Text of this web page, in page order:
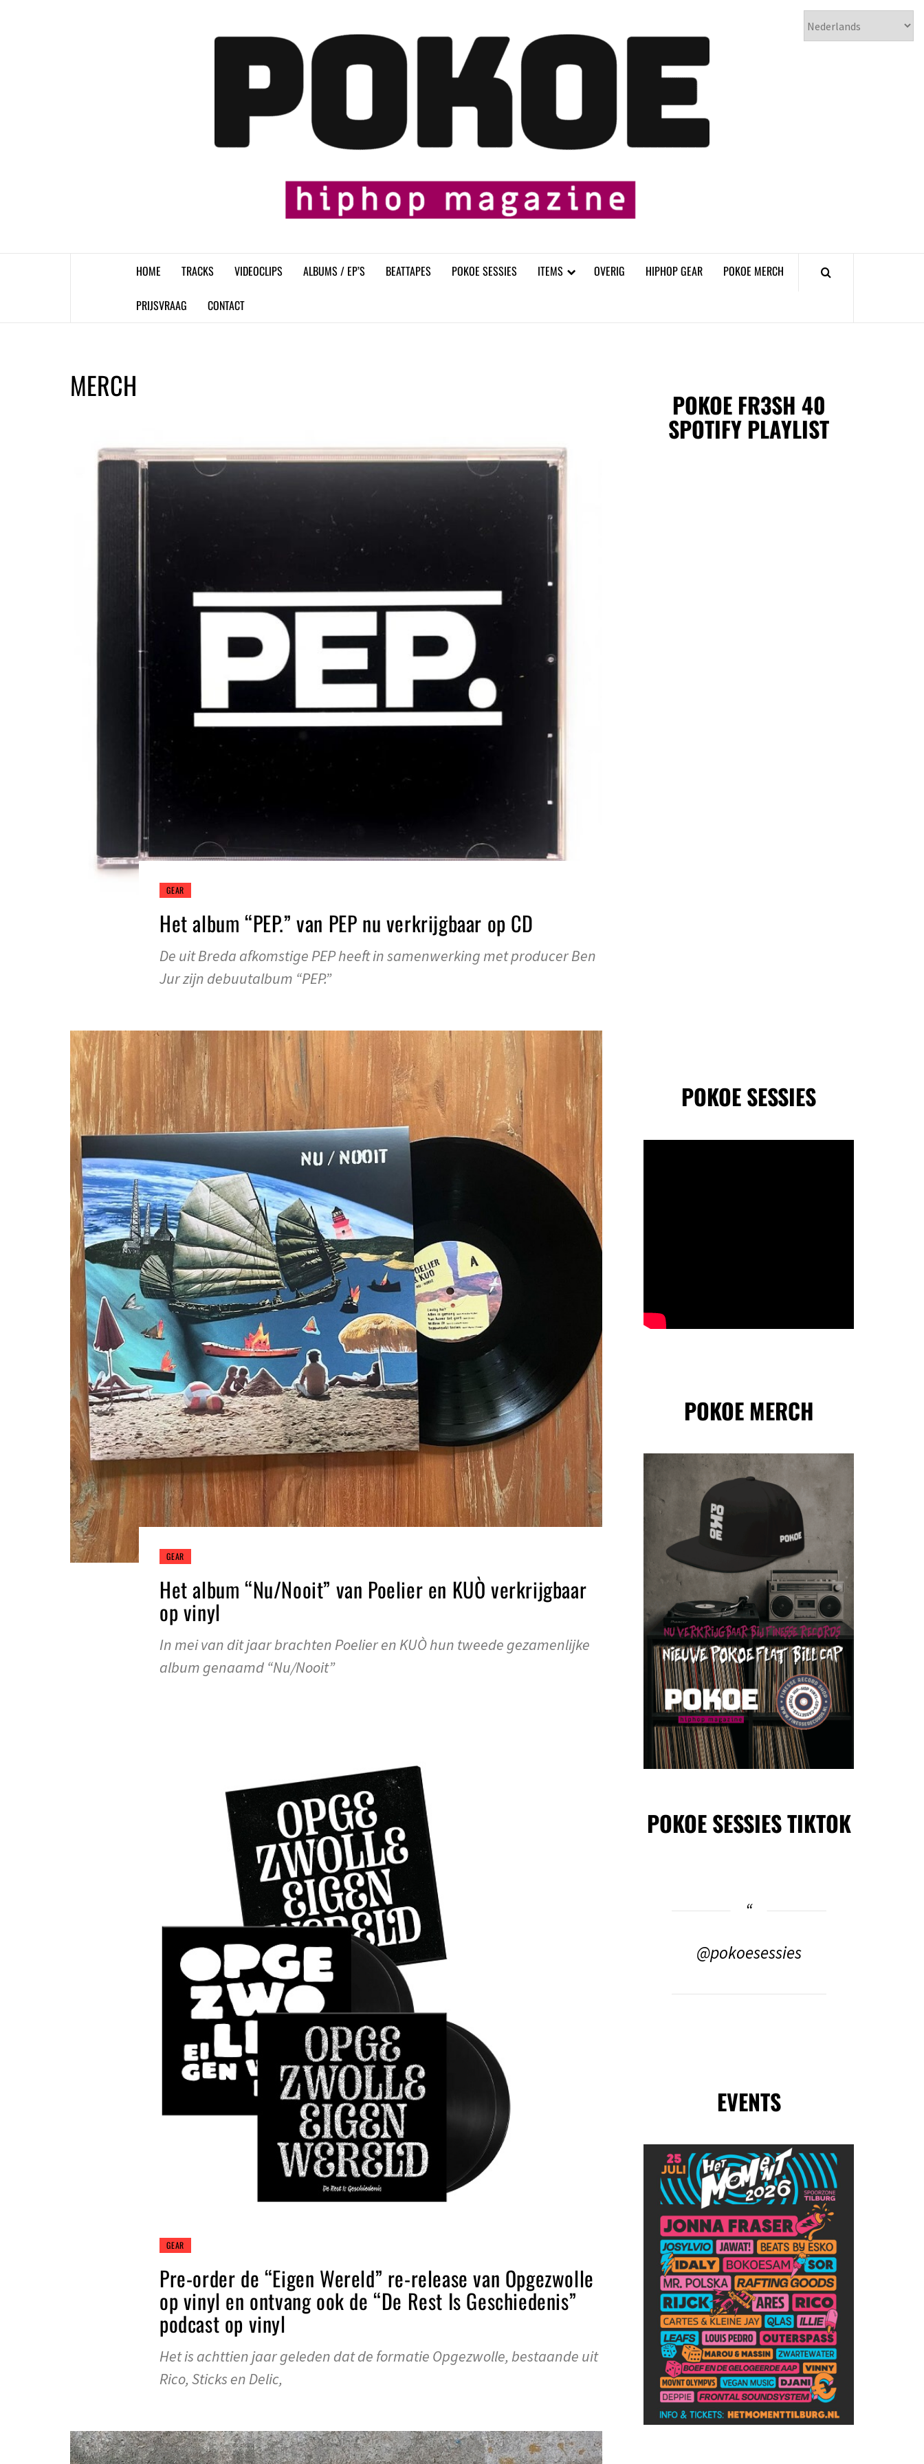
𝗣𝗢𝗞𝗢𝗘
HOME TRACKS VIDEOCLIPS ALBUMS / EP’S BEATTAPES POKOE SESSIES ITEMS OVERIG HIPHOP GEAR POKOE MERCH
PRIJSVRAAG CONTACT
MERCH
GEAR
Het album “PEP.” van PEP nu verkrijgbaar op CD
De uit Breda afkomstige PEP heeft in samenwerking met producer Ben
Jur zijn debuutalbum “PEP.”
GEAR
Het album “Nu/Nooit” van Poelier en KUÒ verkrijgbaar
op vinyl
In mei van dit jaar brachten Poelier en KUÒ hun tweede gezamenlijke
album genaamd “Nu/Nooit”
GEAR
Pre-order de “Eigen Wereld” re-release van Opgezwolle
op vinyl en ontvang ook de “De Rest Is Geschiedenis”
podcast op vinyl
Het is achttien jaar geleden dat de formatie Opgezwolle, bestaande uit
Rico, Sticks en Delic,
POKOE FR3SH 40
SPOTIFY PLAYLIST
POKOE SESSIES
POKOE MERCH
POKOE SESSIES TIKTOK
@pokoesessies
EVENTS